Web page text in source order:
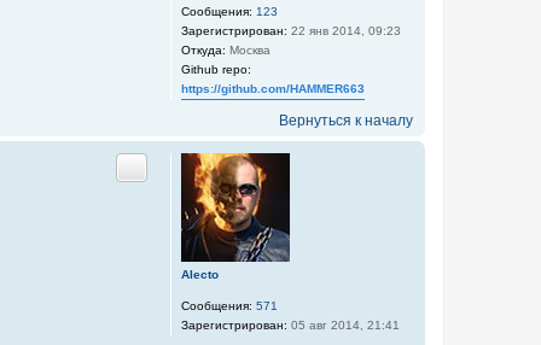
Сообщения: 123
Зарегистрирован: 22 янв 2014, 09:23
Откуда: Москва
Github repo:
https://github.com/HAMMER663
Вернуться к началу
Alecto
Сообщения: 571
Зарегистрирован: 05 авг 2014, 21:41
Цитата